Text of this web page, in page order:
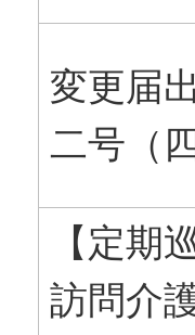
変更届
二号（
【定期
訪問介